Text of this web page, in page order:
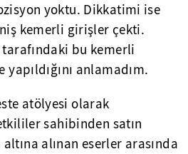
yoktu. Dikkatimi ise
kemerli girişler çekti.
bu kemerli
anlamadım.
atölyesi olarak
sahibinden satın
alınan eserler arasında